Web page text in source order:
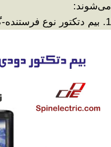
می‌شوند:
1.
بیم دتکتور نوع فرستنده-